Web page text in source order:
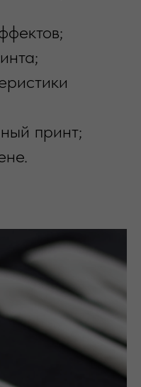
принт;